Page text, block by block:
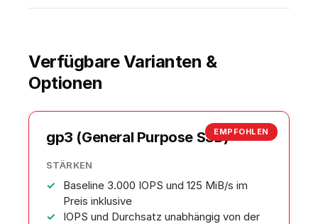
Verfügbare Varianten &
Optionen
EMPFOHLEN
gp3 (General Purpose SSD)
STÄRKEN
Baseline 3.000 IOPS und 125 MiB/s im
Preis inklusive
IOPS und Durchsatz unabhängig von der